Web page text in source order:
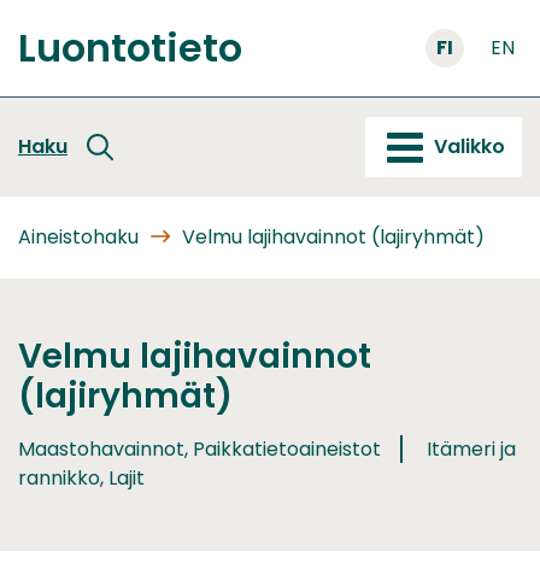
sisältöön
Etusivu
Luontotieto FI EN
Haku Valikko
Aineistohaku Velmu lajihavainnot (lajiryhmät)
Velmu lajihavainnot
(lajiryhmät)
Maastohavainnot, Paikkatietoaineistot
Itämeri ja
rannikko, Lajit